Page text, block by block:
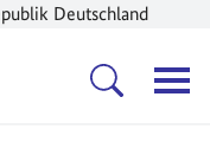
Deutschland